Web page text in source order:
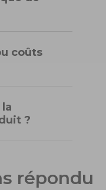
coûts
?
répondu